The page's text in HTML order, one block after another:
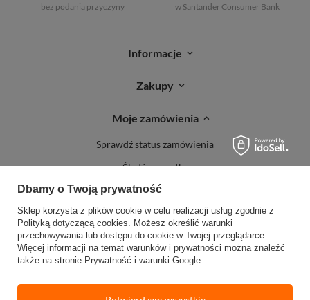
bez podania przyczyny
w Santander Consumer Bank
Informacje
Zakupy
Moje zamówienia
Sprawdź status zamówienia
Śledź przesyłkę
Reklamacje
Zwroty
Dbamy o Twoją prywatność
Sklep korzysta z plików cookie w celu realizacji usług zgodnie z
Polityką dotyczącą cookies. Możesz określić warunki
przechowywania lub dostępu do cookie w Twojej przeglądarce.
Więcej informacji na temat warunków i prywatności można znaleźć
także na stronie Prywatność i warunki Google.